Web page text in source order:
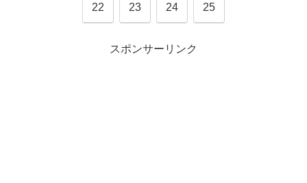
22 23 24 25
スポンサーリンク